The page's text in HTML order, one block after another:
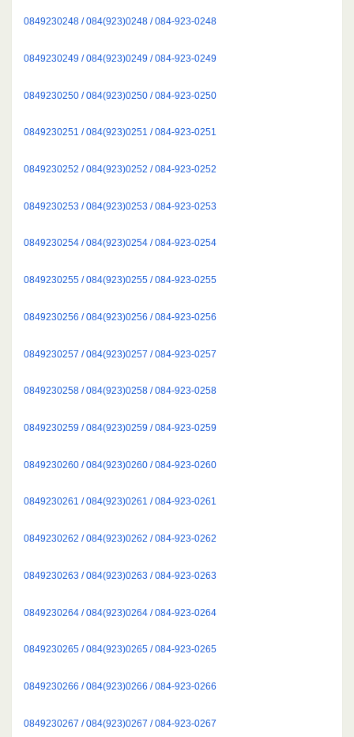
0849230248 / 084(923)0248 / 084-923-0248
0849230249 / 084(923)0249 / 084-923-0249
0849230250 / 084(923)0250 / 084-923-0250
0849230251 / 084(923)0251 / 084-923-0251
0849230252 / 084(923)0252 / 084-923-0252
0849230253 / 084(923)0253 / 084-923-0253
0849230254 / 084(923)0254 / 084-923-0254
0849230255 / 084(923)0255 / 084-923-0255
0849230256 / 084(923)0256 / 084-923-0256
0849230257 / 084(923)0257 / 084-923-0257
0849230258 / 084(923)0258 / 084-923-0258
0849230259 / 084(923)0259 / 084-923-0259
0849230260 / 084(923)0260 / 084-923-0260
0849230261 / 084(923)0261 / 084-923-0261
0849230262 / 084(923)0262 / 084-923-0262
0849230263 / 084(923)0263 / 084-923-0263
0849230264 / 084(923)0264 / 084-923-0264
0849230265 / 084(923)0265 / 084-923-0265
0849230266 / 084(923)0266 / 084-923-0266
0849230267 / 084(923)0267 / 084-923-0267